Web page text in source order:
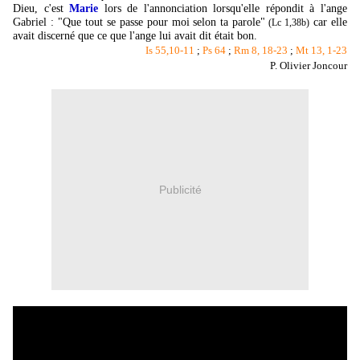
Dieu, c'estMarie lors de l'annonciation lorsqu'elle répondit à l'ange
Gabriel : "Que tout se passe pour moi selon ta parole" (Lc 1,38b) car elle
avait discerné que ce que l'ange lui avait dit était bon.
Is 55,10-11 ; Ps 64 ; Rm 8, 18-23 ; Mt 13, 1-23
P. Olivier Joncour
Publicité